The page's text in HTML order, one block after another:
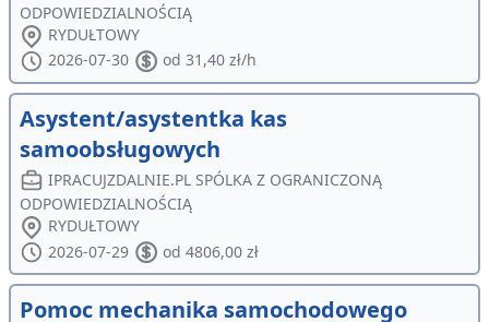
ODPOWIEDZIALNOŚCIĄ
RYDUŁTOWY
2026-07-30
od 31,40 zł/h
Asystent/asystentka kas
samoobsługowych
IPRACUJZDALNIE.PL SPÓLKA Z OGRANICZONĄ
ODPOWIEDZIALNOŚCIĄ
RYDUŁTOWY
2026-07-29
od 4806,00 zł
Pomoc mechanika samochodowego